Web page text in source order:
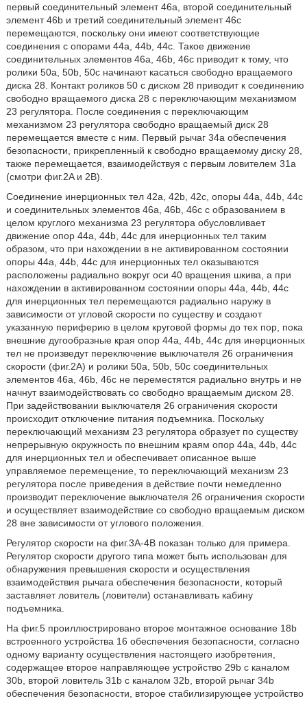
первый соединительный элемент 46a, второй соединительный
элемент 46b и третий соединительный элемент 46c
перемещаются, поскольку они имеют соответствующие
соединения с опорами 44a, 44b, 44c. Такое движение
соединительных элементов 46a, 46b, 46c приводит к тому, что
ролики 50a, 50b, 50c начинают касаться свободно вращаемого
диска 28. Контакт роликов 50 с диском 28 приводит к соединению
свободно вращаемого диска 28 с переключающим механизмом
23 регулятора. После соединения с переключающим
механизмом 23 регулятора свободно вращаемый диск 28
перемещается вместе с ним. Первый рычаг 34a обеспечения
безопасности, прикрепленный к свободно вращаемому диску 28,
также перемещается, взаимодействуя с первым ловителем 31а
(смотри фиг.2A и 2B).
Соединение инерционных тел 42a, 42b, 42c, опоры 44a, 44b, 44c
и соединительных элементов 46a, 46b, 46c с образованием в
целом круглого механизма 23 регулятора обусловливает
движение опор 44а, 44b, 44c для инерционных тел таким
образом, что при нахождении в не активированном состоянии
опоры 44a, 44b, 44c для инерционных тел оказываются
расположены радиально вокруг оси 40 вращения шкива, а при
нахождении в активированном состоянии опоры 44a, 44b, 44c
для инерционных тел перемещаются радиально наружу в
зависимости от угловой скорости по существу и создают
указанную периферию в целом круговой формы до тех пор, пока
внешние дугообразные края опор 44a, 44b, 44c для инерционных
тел не произведут переключение выключателя 26 ограничения
скорости (фиг.2A) и ролики 50a, 50b, 50c соединительных
элементов 46a, 46b, 46c не переместятся радиально внутрь и не
начнут взаимодействовать со свободно вращаемым диском 28.
При задействовании выключателя 26 ограничения скорости
происходит отключение питания подъемника. Поскольку
переключающий механизм 23 регулятора образует по существу
непрерывную окружность по внешним краям опор 44a, 44b, 44c
для инерционных тел и обеспечивает описанное выше
управляемое перемещение, то переключающий механизм 23
регулятора после приведения в действие почти немедленно
производит переключение выключателя 26 ограничения скорости
и осуществляет взаимодействие со свободно вращаемым диском
28 вне зависимости от углового положения.
Регулятор скорости на фиг.3A-4B показан только для примера.
Регулятор скорости другого типа может быть использован для
обнаружения превышения скорости и осуществления
взаимодействия рычага обеспечения безопасности, который
заставляет ловитель (ловители) останавливать кабину
подъемника.
На фиг.5 проиллюстрировано второе монтажное основание 18b
встроенного устройства 16 обеспечения безопасности, согласно
одному варианту осуществления настоящего изобретения,
содержащее второе направляющее устройство 29b с каналом
30b, второй ловитель 31b с каналом 32b, второй рычаг 34b
обеспечения безопасности, второе стабилизирующее устройство